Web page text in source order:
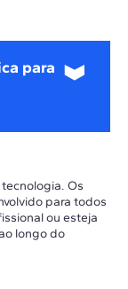
para
Os
para todos
ou esteja
longo do